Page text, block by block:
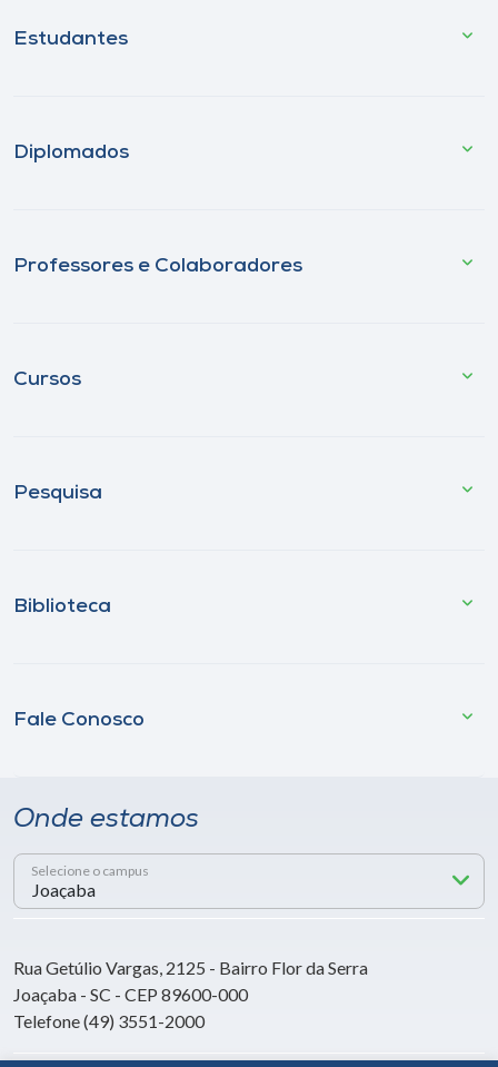
Estudantes
Diplomados
Professores e Colaboradores
Cursos
Pesquisa
Biblioteca
Fale Conosco
Onde estamos
Selecione o campus
Rua Getúlio Vargas, 2125 - Bairro Flor da Serra
Joaçaba - SC - CEP 89600-000
Telefone (49) 3551-2000